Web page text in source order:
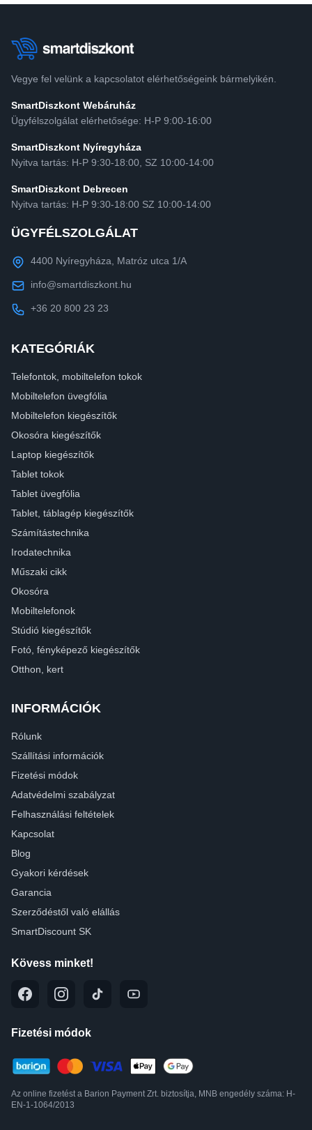
Vegye fel velünk a kapcsolatot elérhetőségeink bármelyikén.
SmartDiszkont Webáruház
Ügyfélszolgálat elérhetősége: H-P 9:00-16:00
SmartDiszkont Nyíregyháza
Nyitva tartás: H-P 9:30-18:00, SZ 10:00-14:00
SmartDiszkont Debrecen
Nyitva tartás: H-P 9:30-18:00 SZ 10:00-14:00
ÜGYFÉLSZOLGÁLAT
4400 Nyíregyháza, Matróz utca 1/A
info@smartdiszkont.hu
+36 20 800 23 23
KATEGÓRIÁK
Telefontok, mobiltelefon tokok
Mobiltelefon üvegfólia
Mobiltelefon kiegészítők
Okosóra kiegészítők
Laptop kiegészítők
Tablet tokok
Tablet üvegfólia
Tablet, táblagép kiegészítők
Számítástechnika
Irodatechnika
Műszaki cikk
Okosóra
Mobiltelefonok
Stúdió kiegészítők
Fotó, fényképező kiegészítők
Otthon, kert
INFORMÁCIÓK
Rólunk
Szállítási információk
Fizetési módok
Adatvédelmi szabályzat
Felhasználási feltételek
Kapcsolat
Blog
Gyakori kérdések
Garancia
Szerződéstől való elállás
SmartDiscount SK
Kövess minket!
Fizetési módok
Az online fizetést a Barion Payment Zrt. biztosítja, MNB engedély száma: H-
EN-1-1064/2013